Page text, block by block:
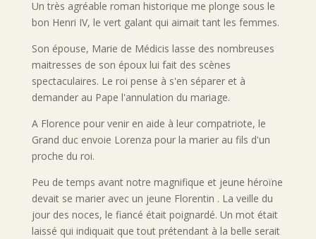
Un très agréable roman historique me plonge sous le
bon Henri IV, le vert galant qui aimait tant les femmes.
Son épouse, Marie de Médicis lasse des nombreuses
maitresses de son époux lui fait des scènes
spectaculaires. Le roi pense à s'en séparer et à
demander au Pape l'annulation du mariage.
A Florence pour venir en aide à leur compatriote, le
Grand duc envoie Lorenza pour la marier au fils d'un
proche du roi.
Peu de temps avant notre magnifique et jeune héroïne
devait se marier avec un jeune Florentin . La veille du
jour des noces, le fiancé était poignardé. Un mot était
laissé qui indiquait que tout prétendant à la belle serait